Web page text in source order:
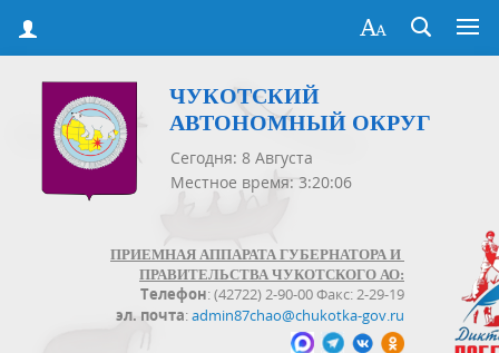
ЧУКОТСКИЙ
АВТОНОМНЫЙ ОКРУГ
Сегодня: 8 Августа
Местное время: 3:20:06
ПРИЕМНАЯ АППАРАТА ГУБЕРНАТОРА И
ПРАВИТЕЛЬСТВА ЧУКОТСКОГО АО:
Телефон: (42722) 2-90-00 Факс: 2-29-19
эл. почта:admin87chao@chukotka-gov.ru